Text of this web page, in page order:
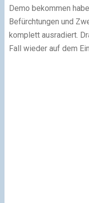
Demo bekommen
Befürchtungen und
komplett ausradiert.
Fall wieder auf dem